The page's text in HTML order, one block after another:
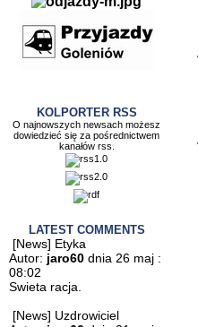
KOLPORTER RSS
O najnowszych newsach możesz
dowiedzieć się za pośrednictwem
kanałów rss.
LATEST COMMENTS
[News] Etyka
Autor: jaro60 dnia 26 maj :
08:02
Swieta racja.
[News] Uzdrowiciel